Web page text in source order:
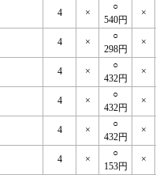
4 ×
○
540円
×
4 ×
○
298円
×
4 ×
○
432円
×
4 ×
○
432円
×
4 ×
○
432円
×
4 ×
○
153円
×